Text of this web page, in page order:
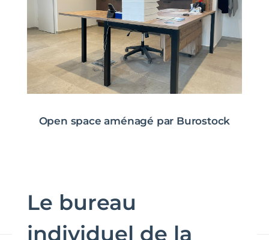
Open space aménagé par Burostock
Le bureau
individuel de la